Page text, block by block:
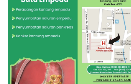
Kolesterol tinggi 7. Pola makan buruk 8. Penyakit
jantung Hubungi Dokter Ahli kami : 1. dr. Adelina
Yasmar Alfa, Sp.S (K) 2. Dr. Paulus Anam Ong,
dr.,Sp.S (K) 3. Dr. Andi Basuki Prima B, dr.,Sp.S (K) 4.
dr. Yustiani Dikot, Sp.S (K) 5. dr. Yusuf Wibisono,
Sp.S.,Sp.AK 6. dr. Chandra Calista, Sp.N 7. dr. Steven
Kelvin Anam, Sp.N 8. dr. Glensy A. Iroth, Sp.N